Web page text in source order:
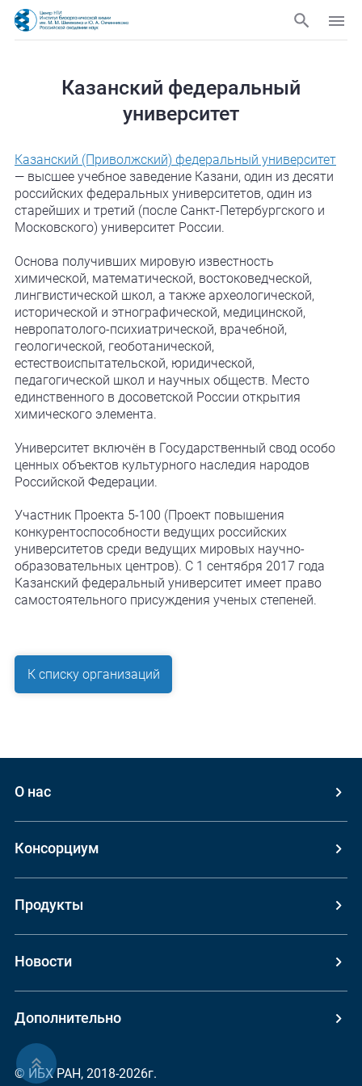
Казанский федеральный
университет
Казанский (Приволжский) федеральный университет
— высшее учебное заведение Казани, один из десяти
российских федеральных университетов, один из
старейших и третий (после Санкт-Петербургского и
Московского) университет России.
Основа получивших мировую известность
химической, математической, востоковедческой,
лингвистической школ, а также археологической,
исторической и этнографической, медицинской,
невропатолого-психиатрической, врачебной,
геологической, геоботанической,
естествоиспытательской, юридической,
педагогической школ и научных обществ. Место
единственного в досоветской России открытия
химического элемента.
Университет включён в Государственный свод особо
ценных объектов культурного наследия народов
Российской Федерации.
Участник Проекта 5-100 (Проект повышения
конкурентоспособности ведущих российских
университетов среди ведущих мировых научно-
образовательных центров). С 1 сентября 2017 года
Казанский федеральный университет имеет право
самостоятельного присуждения ученых степеней.
К списку организаций
О нас
Консорциум
Продукты
Новости
Дополнительно
© ИБХ РАН, 2018-2026г.